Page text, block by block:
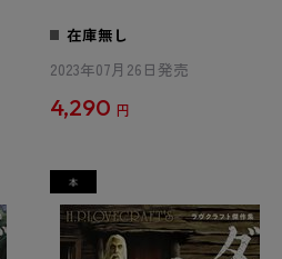
在庫無し
2023年07月26日発売
4,290 円